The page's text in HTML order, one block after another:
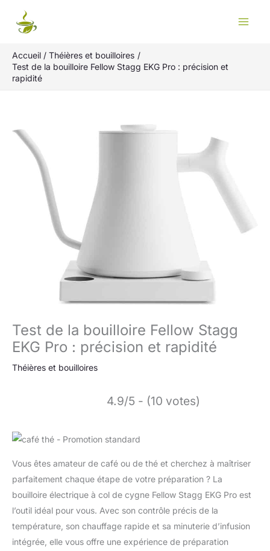
Accueil
Théières et bouilloires
Test de la bouilloire Fellow Stagg EKG Pro : précision et
rapidité
Test de la bouilloire Fellow Stagg
EKG Pro : précision et rapidité
Théières et bouilloires
4.9/5 - (10 votes)
Vous êtes amateur de café ou de thé et cherchez à maîtriser
parfaitement chaque étape de votre préparation ? La
bouilloire électrique à col de cygne Fellow Stagg EKG Pro est
l’outil idéal pour vous. Avec son contrôle précis de la
température, son chauffage rapide et sa minuterie d’infusion
intégrée, elle vous offre une expérience de préparation